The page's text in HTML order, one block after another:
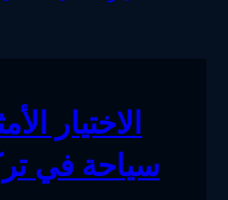
الاختيار
سياحة في